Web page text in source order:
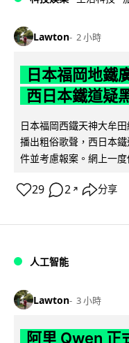
Lawton 2 小時
日本福岡地鐵
西日本鐵道疑
日本福岡西鐵天神大牟
播出粗俗歌聲，西日本
件並考慮報案。網上一
29 2 ↗ 分享
人工智能
Lawton 3 小時
阿里 Qwen 正